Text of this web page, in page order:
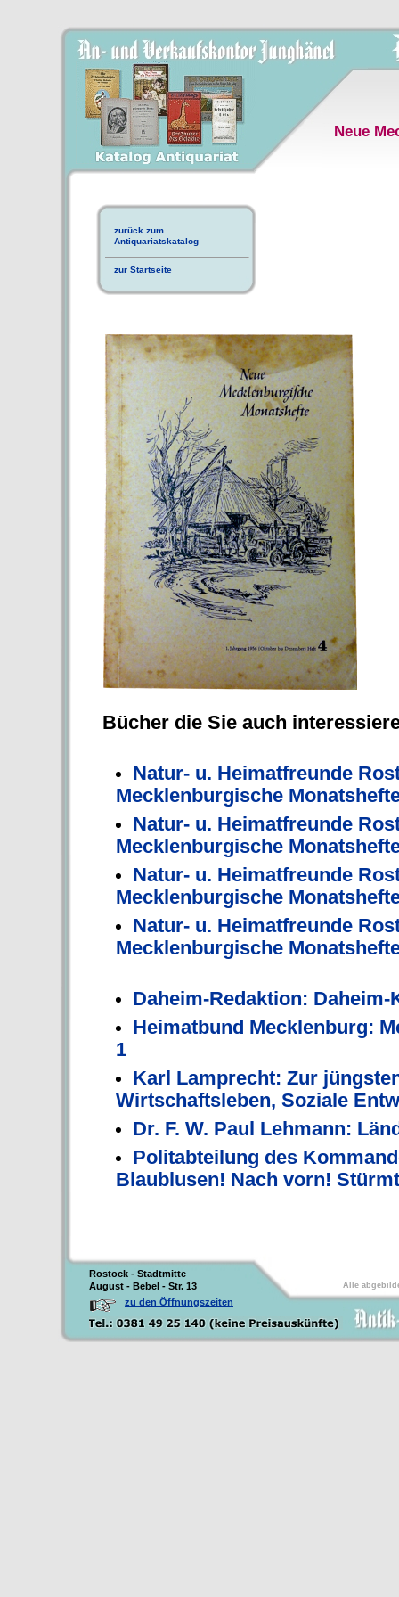
Neue
zurück zum
Antiquariatskatalog
zur Startseite
Bücher die Sie auch
Natur- u. Heimatfreunde
Mecklenburgische
Natur- u. Heimatfreunde
Mecklenburgische
Natur- u. Heimatfreunde
Mecklenburgische
Natur- u. Heimatfreunde
Mecklenburgische
Daheim-Redaktion:
Heimatbund Mecklenburg:
1
Karl Lamprecht: Zur
Wirtschaftsleben, Soziale
Dr. F. W. Paul Lehmann:
Politabteilung des
Blaublusen! Nach vorn!
Rostock - Stadtmitte
August - Bebel - Str. 13
zu den Öffnungszeiten
Alle